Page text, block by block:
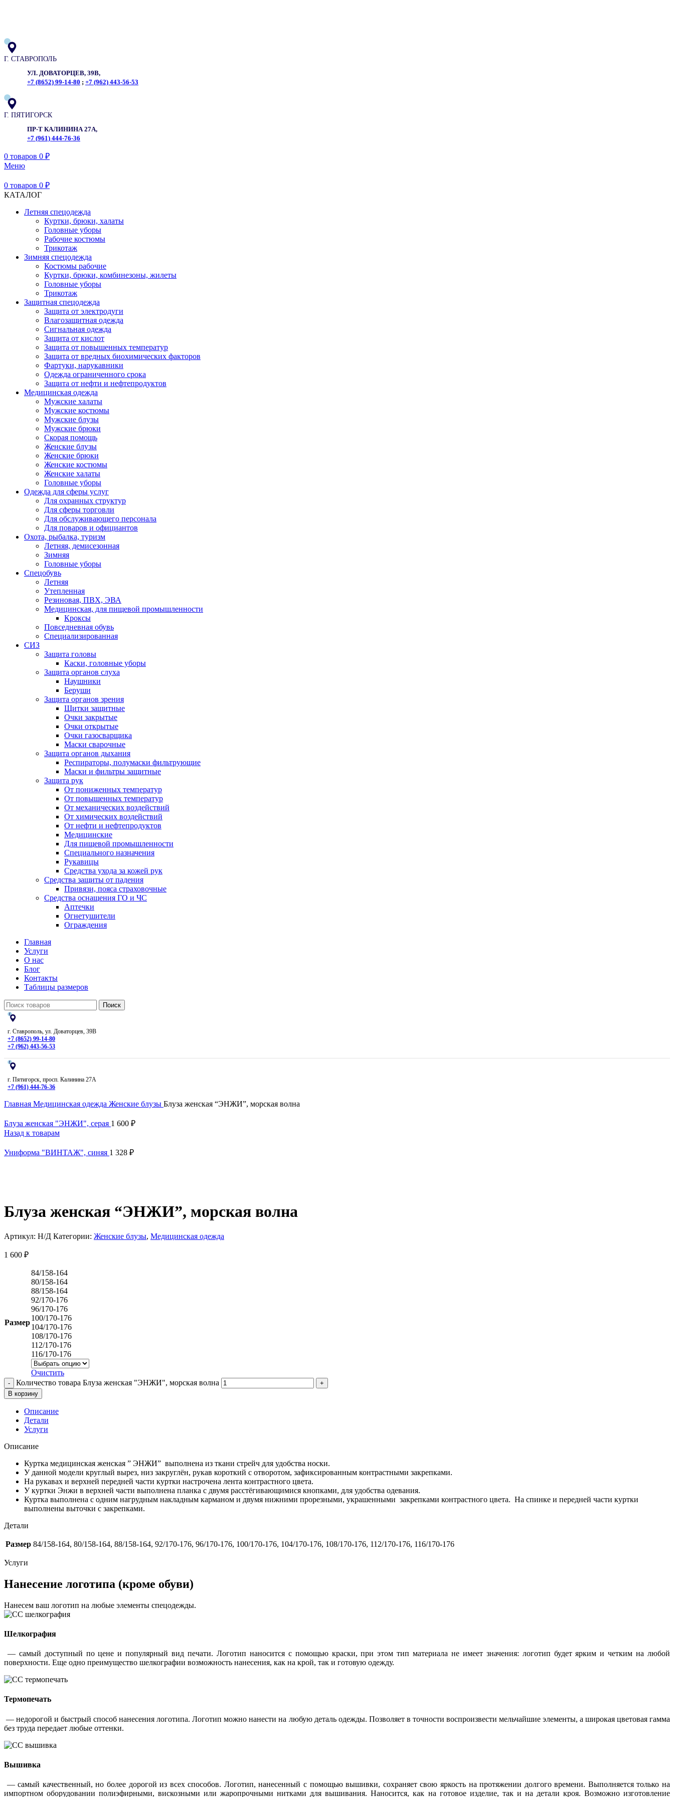
Г. СТАВРОПОЛЬ
УЛ. ДОВАТОРЦЕВ, 39В,
+7 (8652) 99-14-80 ; +7 (962) 443-56-53
Г. ПЯТИГОРСК
ПР-Т КАЛИНИНА 27А,
+7 (961) 444-76-36
0 товаров 0 ₽
Меню
0 товаров 0 ₽
КАТАЛОГ
Летняя спецодежда
Куртки, брюки, халаты
Головные уборы
Рабочие костюмы
Трикотаж
Зимняя спецодежда
Костюмы рабочие
Куртки, брюки, комбинезоны, жилеты
Головные уборы
Трикотаж
Защитная спецодежда
Защита от электродуги
Влагозащитная одежда
Сигнальная одежда
Защита от кислот
Защита от повышенных температур
Защита от вредных биохимических факторов
Фартуки, нарукавники
Одежда ограниченного срока
Защита от нефти и нефтепродуктов
Медицинская одежда
Мужские халаты
Мужские костюмы
Мужские блузы
Мужские брюки
Скорая помощь
Женские блузы
Женские брюки
Женские костюмы
Женские халаты
Головные уборы
Одежда для сферы услуг
Для охранных структур
Для сферы торговли
Для обслуживающего персонала
Для поваров и официантов
Охота, рыбалка, туризм
Летняя, демисезонная
Зимняя
Головные уборы
Спецобувь
Летняя
Утепленная
Резиновая, ПВХ, ЭВА
Медицинская, для пищевой промышленности
Кроксы
Повседневная обувь
Специализированная
СИЗ
Защита головы
Каски, головные уборы
Защита органов слуха
Наушники
Беруши
Защита органов зрения
Щитки защитные
Очки закрытые
Очки открытые
Очки газосварщика
Маски сварочные
Защита органов дыхания
Респираторы, полумаски фильтрующие
Маски и фильтры защитные
Защита рук
От пониженных температур
От повышенных температур
От механических воздействий
От химических воздействий
От нефти и нефтепродуктов
Медицинские
Для пищевой промышленности
Специального назначения
Рукавицы
Средства ухода за кожей рук
Средства защиты от падения
Привязи, пояса страховочные
Средства оснащения ГО и ЧС
Аптечки
Огнетушители
Ограждения
Главная
Услуги
О нас
Блог
Контакты
Таблицы размеров
Поиск
г. Ставрополь, ул. Доваторцев, 39В
+7 (8652) 99-14-80
+7 (962) 443-56-53
г. Пятигорск, просп. Калинина 27А
+7 (961) 444-76-36
Главная Медицинская одежда Женские блузы Блуза женская “ЭНЖИ”, морская волна
Блуза женская "ЭНЖИ", серая 1 600 ₽
Назад к товарам
Униформа "ВИНТАЖ", синяя 1 328 ₽
Блуза женская “ЭНЖИ”, морская волна
Артикул: Н/Д Категории: Женские блузы, Медицинская одежда
1 600 ₽
Размер
84/158-164
80/158-164
88/158-164
92/170-176
96/170-176
100/170-176
104/170-176
108/170-176
112/170-176
116/170-176
Очистить
Количество товара Блуза женская "ЭНЖИ", морская волна
В корзину
Описание
Детали
Услуги
Описание
Куртка медицинская женская ” ЭНЖИ” выполнена из ткани стрейч для удобства носки.
У данной модели круглый вырез, низ закруглён, рукав короткий с отворотом, зафиксированным контрастными закрепками.
На рукавах и верхней передней части куртки настрочена лента контрастного цвета.
У куртки Энжи в верхней части выполнена планка с двумя расстёгивающимися кнопками, для удобства одевания.
Куртка выполнена с одним нагрудным накладным карманом и двумя нижними прорезными, украшенными закрепками контрастного цвета. На спинке и передней части куртки
выполнены выточки с закрепками.
Детали
Размер 84/158-164, 80/158-164, 88/158-164, 92/170-176, 96/170-176, 100/170-176, 104/170-176, 108/170-176, 112/170-176, 116/170-176
Услуги
Нанесение логотипа (кроме обуви)
Нанесем ваш логотип на любые элементы спецодежды.
Шелкография
— самый доступный по цене и популярный вид печати. Логотип наносится с помощью краски, при этом тип материала не имеет значения: логотип будет ярким и четким на любой
поверхности. Еще одно преимущество шелкографии возможность нанесения, как на крой, так и готовую одежду.
Термопечать
— недорогой и быстрый способ нанесения логотипа. Логотип можно нанести на любую деталь одежды. Позволяет в точности воспроизвести мельчайшие элементы, а широкая цветовая гамма
без труда передает любые оттенки.
Вышивка
— самый качественный, но более дорогой из всех способов. Логотип, нанесенный с помощью вышивки, сохраняет свою яркость на протяжении долгого времени. Выполняется только на
импортном оборудовании полиэфирными, вискозными или жаропрочными нитками для вышивания. Наносится, как на готовое изделие, так и на детали кроя. Возможно изготовление